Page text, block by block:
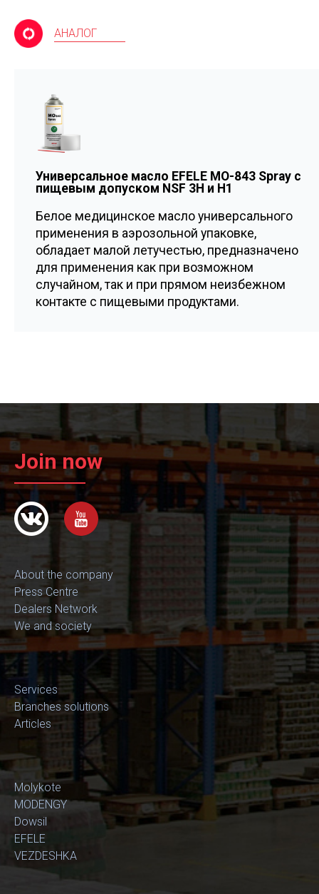
АНАЛОГ
Универсальное масло EFELE MO-843 Spray с
пищевым допуском NSF 3H и H1
Белое медицинское масло универсального
применения в аэрозольной упаковке,
обладает малой летучестью, предназначено
для применения как при возможном
случайном, так и при прямом неизбежном
контакте с пищевыми продуктами.
Join now
About the company
Press Centre
Dealers Network
We and society
Services
Branches solutions
Articles
Molykote
MODENGY
Dowsil
EFELE
VEZDESHKA